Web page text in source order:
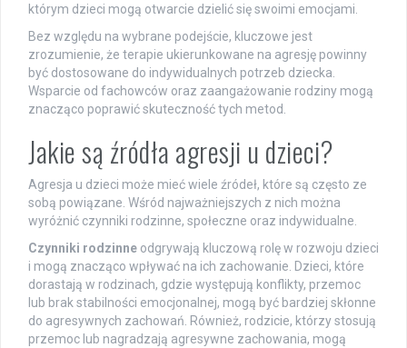
którym dzieci mogą otwarcie dzielić się swoimi emocjami.
Bez względu na wybrane podejście, kluczowe jest
zrozumienie, że terapie ukierunkowane na agresję powinny
być dostosowane do indywidualnych potrzeb dziecka.
Wsparcie od fachowców oraz zaangażowanie rodziny mogą
znacząco poprawić skuteczność tych metod.
Jakie są źródła agresji u dzieci?
Agresja u dzieci może mieć wiele źródeł, które są często ze
sobą powiązane. Wśród najważniejszych z nich można
wyróżnić czynniki rodzinne, społeczne oraz indywidualne.
Czynniki rodzinne odgrywają kluczową rolę w rozwoju dzieci
i mogą znacząco wpływać na ich zachowanie. Dzieci, które
dorastają w rodzinach, gdzie występują konflikty, przemoc
lub brak stabilności emocjonalnej, mogą być bardziej skłonne
do agresywnych zachowań. Również, rodzicie, którzy stosują
przemoc lub nagradzają agresywne zachowania, mogą